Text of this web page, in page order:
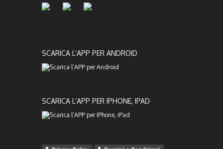
SCARICA L’APP PER ANDROID
SCARICA L’APP PER IPHONE, IPAD